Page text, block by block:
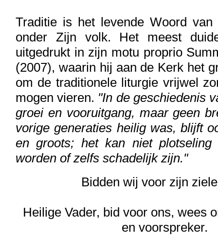
Traditie is het levende Woord
onder Zijn volk. Het meest
uitgedrukt in zijn motu proprio
(2007), waarin hij aan de Kerk het
om de traditionele liturgie vrijwel
mogen vieren. "In de geschiedenis
groei en vooruitgang, maar geen
vorige generaties heilig was, blijft
en groots; het kan niet plotseling
worden of zelfs schadelijk zijn."
Bidden wij voor zijn
Heilige Vader, bid voor ons, wees
en voorspreker.